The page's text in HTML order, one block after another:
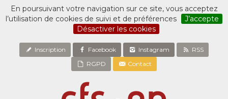
En poursuivant votre navigation sur ce site, vous acceptez
l’utilisation de cookies de suivi et de préférences
J’accepte
Désactiver les cookies
Inscription Facebook Instagram
RSS
RGPD
Contact